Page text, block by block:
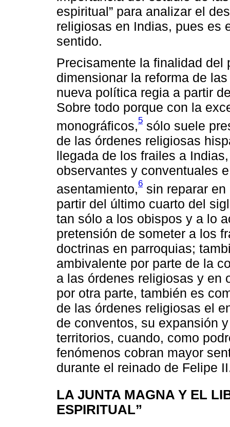
espiritual” para analizar el
religiosas en Indias, pues es
sentido.
Precisamente la finalidad del
dimensionar la reforma de
nueva política regia a partir
Sobre todo porque con la
monográficos,5 sólo suele
de las órdenes religiosas
llegada de los frailes a
observantes y conventuales
asentamiento,6 sin reparar
partir del último cuarto del
tan sólo a los obispos y a lo
pretensión de someter a los
doctrinas en parroquias;
ambivalente por parte de la
a las órdenes religiosas y en
por otra parte, también es
de las órdenes religiosas el
de conventos, su expansión
territorios, cuando, como
fenómenos cobran mayor
durante el reinado de Felipe
LA JUNTA MAGNA Y EL
ESPIRITUAL”